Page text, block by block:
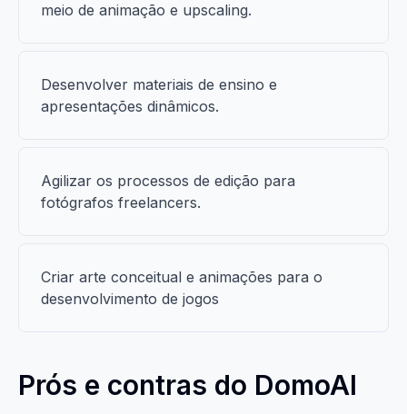
meio de animação e upscaling.
Desenvolver materiais de ensino e
apresentações dinâmicos.
Agilizar os processos de edição para
fotógrafos freelancers.
Criar arte conceitual e animações para o
desenvolvimento de jogos
Prós e contras do DomoAI